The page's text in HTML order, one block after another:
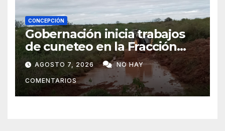
CONCEPCIÓN
Gobernación inicia trabajos
de cuneteo en la Fracción
José Félix
AGOSTO 7, 2026 NO HAY
COMENTARIOS